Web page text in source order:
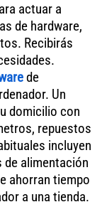
actuar a
de hardware,
Recibirás
de
Un
domicilio con
repuestos
incluyen
de alimentación
ahorran tiempo
a una tienda.